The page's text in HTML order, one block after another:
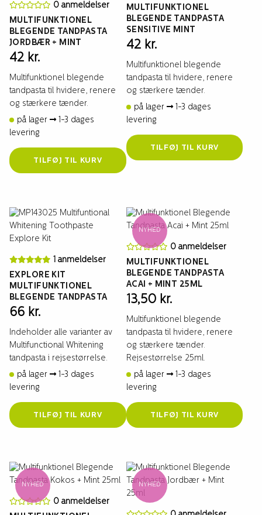
0 anmeldelser
MULTIFUNKTIONEL
BLEGENDE TANDPASTA
JORDBÆR + MINT
42 kr.
Multifunktionel blegende
tandpasta til hvidere, renere
og stærkere tænder.
på lager
1-3 dages
levering
TILFØJ TIL KURV
MULTIFUNKTIONEL
BLEGENDE TANDPASTA
SENSITIVE MINT
42 kr.
Multifunktionel blegende
tandpasta til hvidere, renere
og stærkere tænder.
på lager
1-3 dages
levering
TILFØJ TIL KURV
1 anmeldelser
EXPLORE KIT
MULTIFUNKTIONEL
BLEGENDE TANDPASTA
66 kr.
Indeholder alle varianter av
Multifunctional Whitening
tandpasta i rejsestørrelse.
på lager
1-3 dages
levering
TILFØJ TIL KURV
NYHED
0 anmeldelser
MULTIFUNKTIONEL
BLEGENDE TANDPASTA
ACAI + MINT 25ML
13,50 kr.
Multifunktionel blegende
tandpasta til hvidere, renere
og stærkere tænder.
Rejsestørrelse 25ml.
på lager
1-3 dages
levering
TILFØJ TIL KURV
NYHED
0 anmeldelser
NYHED